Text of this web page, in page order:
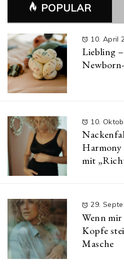
POPULAR
10. April
Liebling
10.
Harmony
mit
29.
Wenn
Kopfe
Masche